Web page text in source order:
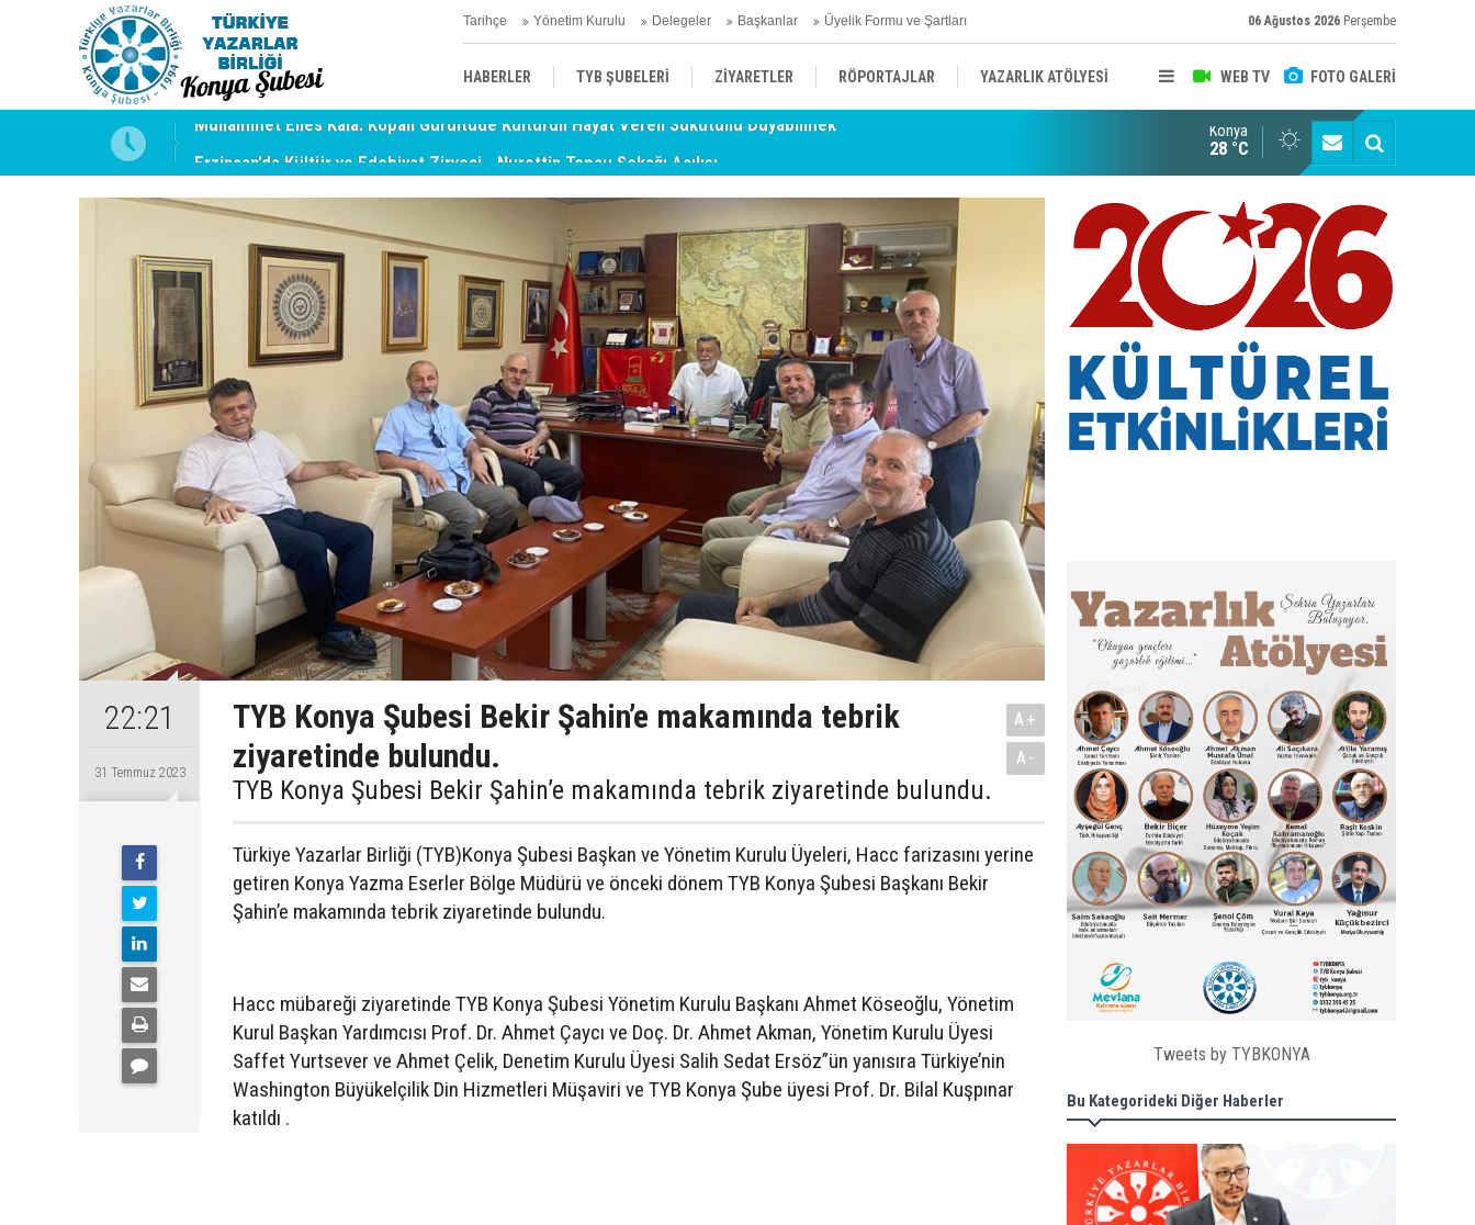
Tarihçe Yönetim Kurulu Delegeler Başkanlar Üyelik Formu ve Şartları 06 Ağustos 2026 Perşembe
WEB TV FOTO GALERİ
HABERLER TYB ŞUBELERİ ZİYARETLER RÖPORTAJLAR YAZARLIK ATÖLYESİ
TYB KONYA ŞUBESİ’NDE FOTOĞRAF DOLU BİR GÜN GERÇEKLEŞTİ
Konya
28 °C
22:21
31 Temmuz 2023
TYB Konya Şubesi Bekir Şahin’e makamında tebrik
ziyaretinde bulundu.
TYB Konya Şubesi Bekir Şahin’e makamında tebrik ziyaretinde bulundu.
A+
A-
Türkiye Yazarlar Birliği (TYB)Konya Şubesi Başkan ve Yönetim Kurulu Üyeleri, Hacc farizasını yerine
getiren Konya Yazma Eserler Bölge Müdürü ve önceki dönem TYB Konya Şubesi Başkanı Bekir
Şahin’e makamında tebrik ziyaretinde bulundu.
Hacc mübareği ziyaretinde TYB Konya Şubesi Yönetim Kurulu Başkanı Ahmet Köseoğlu, Yönetim
Kurul Başkan Yardımcısı Prof. Dr. Ahmet Çaycı ve Doç. Dr. Ahmet Akman, Yönetim Kurulu Üyesi
Saffet Yurtsever ve Ahmet Çelik, Denetim Kurulu Üyesi Salih Sedat Ersöz”ün yanısıra Türkiye’nin
Washington Büyükelçilik Din Hizmetleri Müşaviri ve TYB Konya Şube üyesi Prof. Dr. Bilal Kuşpınar
katıldı .
Tweets by TYBKONYA
Bu Kategorideki Diğer Haberler